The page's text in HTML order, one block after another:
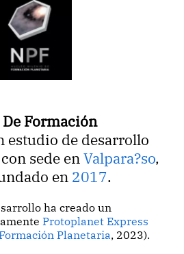
Formación
estudio de desarrollo
sede enValpara?so,
en 2017.
ha creado un
Protoplanet Express
Planetaria, 2023).